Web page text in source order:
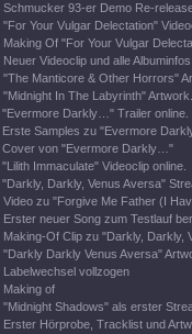
Schmucker 93-er Demo Re-
"For Your Vulgar Delectation"
Making Of "For Your Vulgar
Neuer Videoclip und alle
"The Manticore & Other Horrors"
"Midnight In The Labyrinth" Artwork.
"Evermore Darkly…" Trailer online.
Erste Samples zu "Evermore
Cover von "Evermore Darkly…"
"Lilith Immaculate" Videoclip online.
"Darkly, Darkly, Venus Aversa"
Video zu "Forgive Me Father (I
Erster neuer Song zum Testlauf
Making-Of Clip zu "Darkly, Darkly,
"Darkly Darkly Venus Aversa"
Labelwechsel vollzogen
Making of
"Midnight Shadows" als erster
Erster Hörprobe, Tracklist und